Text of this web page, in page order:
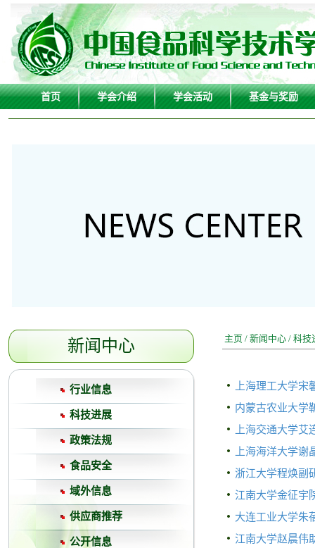
首页 学会介绍 学会活动 基金与奖励
新闻中心
行业信息
科技进展
政策法规
食品安全
域外信息
供应商推荐
公开信息
主页 / 新闻中心 / 科技
上海理工大学
内蒙古农业大学
上海交通大学
上海海洋大学
浙江大学程焕副
江南大学金征宇
大连工业大学朱
江南大学赵晨伟